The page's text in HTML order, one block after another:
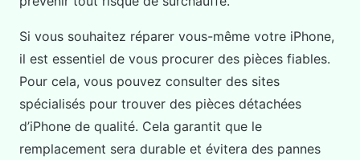
Si vous souhaitez réparer vous-même votre iPhone,
il est essentiel de vous procurer des pièces fiables.
Pour cela, vous pouvez consulter des sites
spécialisés pour trouver des pièces détachées
d’iPhone de qualité. Cela garantit que le
remplacement sera durable et évitera des pannes